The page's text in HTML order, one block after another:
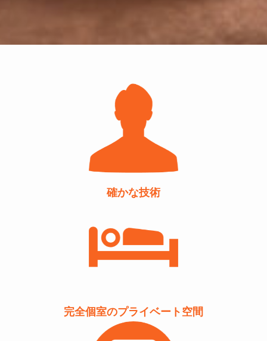
確かな技術
完全個室のプライベート空間